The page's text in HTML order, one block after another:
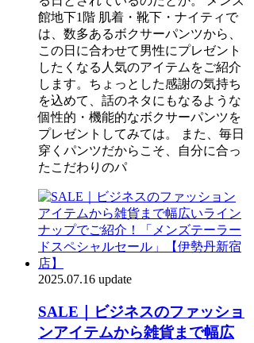
館地下1階 肌着・靴下・ナイティで
は、数多あるボクサーパンツから、
この日に合わせて男性にプレゼント
したくなる人気のアイテムをご紹介
します。ちょっとした感謝の気持ち
を込めて、話のネタにもなるような
個性的・機能的なボクサーパンツを
プレゼントしてみては。 また、毎日
穿くパンツだからこそ、自分に合っ
たこだわりのパ
2025.07.16 update
SALE｜ビジネスのファッショ
ンアイテムから雑貨まで幅広